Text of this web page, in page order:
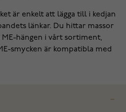
är enkelt att lägga till i kedjan
länkar. Du hittar massor
ME-hängen i vårt sortiment,
smycken är kompatibla med